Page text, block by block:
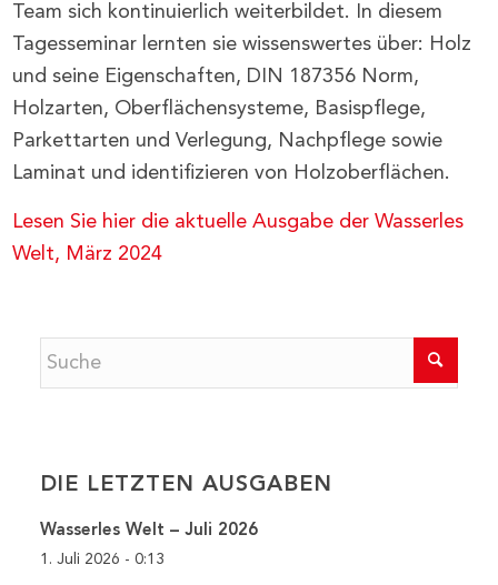
Team sich kontinuierlich weiterbildet. In diesem
Tagesseminar lernten sie wissenswertes über: Holz
und seine Eigenschaften, DIN 187356 Norm,
Holzarten, Oberflächensysteme, Basispflege,
Parkettarten und Verlegung, Nachpflege sowie
Laminat und identifizieren von Holzoberflächen.
Lesen Sie hier die aktuelle Ausgabe der Wasserles
Welt, März 2024
DIE LETZTEN AUSGABEN
Wasserles Welt – Juli 2026
1. Juli 2026 - 0:13